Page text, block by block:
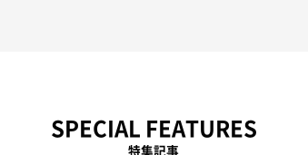
SPECIAL FEATURES
特集記事